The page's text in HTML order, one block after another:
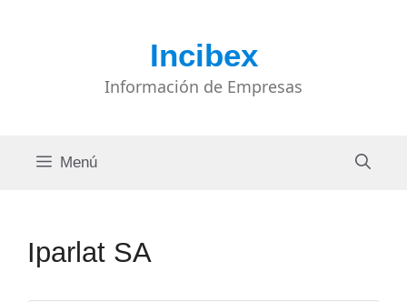
Incibex
Información de Empresas
Menú
Iparlat SA